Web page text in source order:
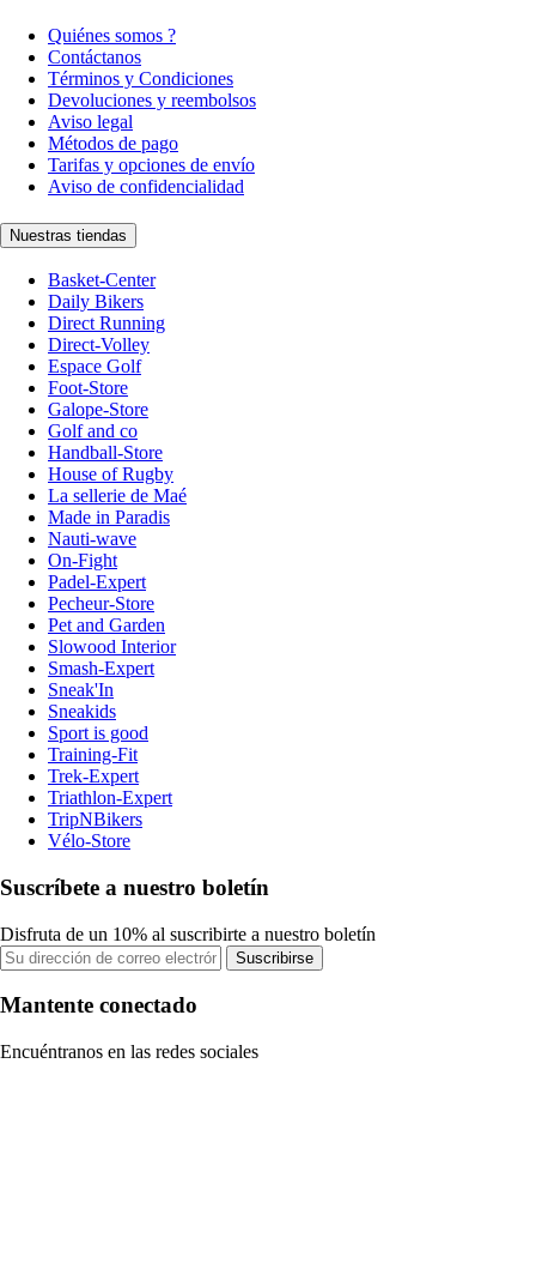
Quiénes somos ?
Contáctanos
Términos y Condiciones
Devoluciones y reembolsos
Aviso legal
Métodos de pago
Tarifas y opciones de envío
Aviso de confidencialidad
Nuestras tiendas
Basket-Center
Daily Bikers
Direct Running
Direct-Volley
Espace Golf
Foot-Store
Galope-Store
Golf and co
Handball-Store
House of Rugby
La sellerie de Maé
Made in Paradis
Nauti-wave
On-Fight
Padel-Expert
Pecheur-Store
Pet and Garden
Slowood Interior
Smash-Expert
Sneak'In
Sneakids
Sport is good
Training-Fit
Trek-Expert
Triathlon-Expert
TripNBikers
Vélo-Store
Suscríbete a nuestro boletín
Disfruta de un 10% al suscribirte a nuestro boletín
Suscribirse
Mantente conectado
Encuéntranos en las redes sociales